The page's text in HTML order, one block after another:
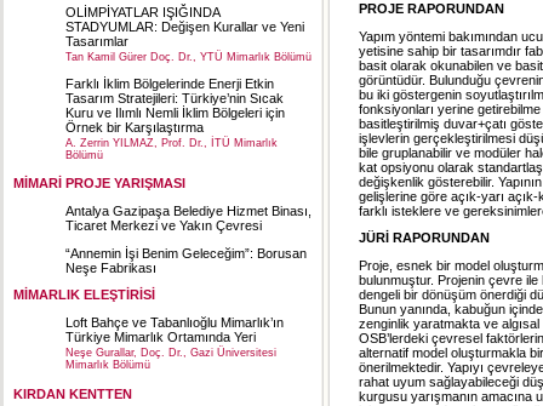
OLİMPİYATLAR IŞIĞINDA
STADYUMLAR: Değişen Kurallar ve Yeni
Tasarımlar
Tan Kamil Gürer Doç. Dr., YTÜ Mimarlık Bölümü
Farklı İklim Bölgelerinde Enerji Etkin
Tasarım Stratejileri: Türkiye’nin Sıcak
Kuru ve Ilımlı Nemli İklim Bölgeleri için
Örnek bir Karşılaştırma
A. Zerrin YILMAZ, Prof. Dr., İTÜ Mimarlık
Bölümü
MİMARİ PROJE YARIŞMASI
Antalya Gazipaşa Belediye Hizmet Binası,
Ticaret Merkezi ve Yakın Çevresi
“Annemin İşi Benim Geleceğim”: Borusan
Neşe Fabrikası
MİMARLIK ELEŞTİRİSİ
Loft Bahçe ve Tabanlıoğlu Mimarlık’ın
Türkiye Mimarlık Ortamında Yeri
Neşe Gurallar, Doç. Dr., Gazi Üniversitesi
Mimarlık Bölümü
KIRDAN KENTTEN
PROJE RAPORUNDAN
Yapım yöntemi bakımından
yetisine sahip bir tasarımdır
basit olarak okunabilen ve
görüntüdür. Bulunduğu
bu iki göstergenin
fonksiyonları yerine
basitleştirilmiş duvar+çatı
işlevlerin gerçekleştirilmesi
bile gruplanabilir ve modüler
kat opsiyonu olarak
değişkenlik gösterebilir.
gelişlerine göre açık-yarı
farklı isteklere ve
JÜRİ RAPORUNDAN
Proje, esnek bir model
bulunmuştur. Projenin çevre ile
dengeli bir dönüşüm önerdiği
Bunun yanında, kabuğun
zenginlik yaratmakta ve
OSB’lerdeki çevresel
alternatif model oluşturmakla
önerilmektedir. Yapıyı
rahat uyum sağlayabileceği
kurgusu yarışmanın amacına